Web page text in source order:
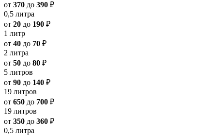
от 370 до 390 ₽
0,5 литра
от 20 до 190 ₽
1 литр
от 40 до 70 ₽
2 литра
от 50 до 80 ₽
5 литров
от 90 до 140 ₽
19 литров
от 650 до 700 ₽
19 литров
от 350 до 360 ₽
0,5 литра